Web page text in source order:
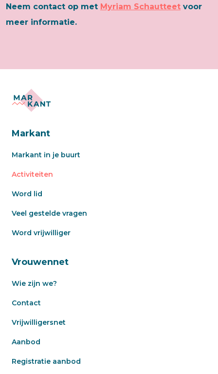
Neem contact op met Myriam Schautteet voor
meer informatie.
Markant
Markant in je buurt
Activiteiten
Word lid
Veel gestelde vragen
Word vrijwilliger
Vrouwennet
Wie zijn we?
Contact
Vrijwilligersnet
Aanbod
Registratie aanbod